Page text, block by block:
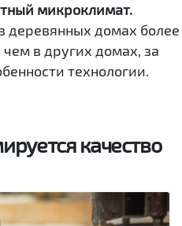
микроклимат.
деревянных домах более
в других домах, за
технологии.
качество